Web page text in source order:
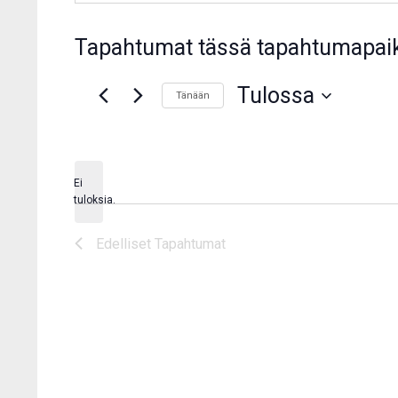
Tapahtumat tässä
Notice
Ei
tuloksia.
Tänään Tulossa
Edelliset Tapahtumat